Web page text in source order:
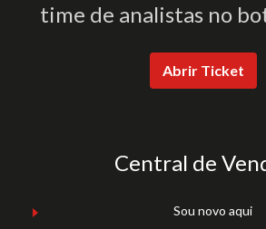
time de analistas no
Abrir Ticket
Central de
Sou novo aqui